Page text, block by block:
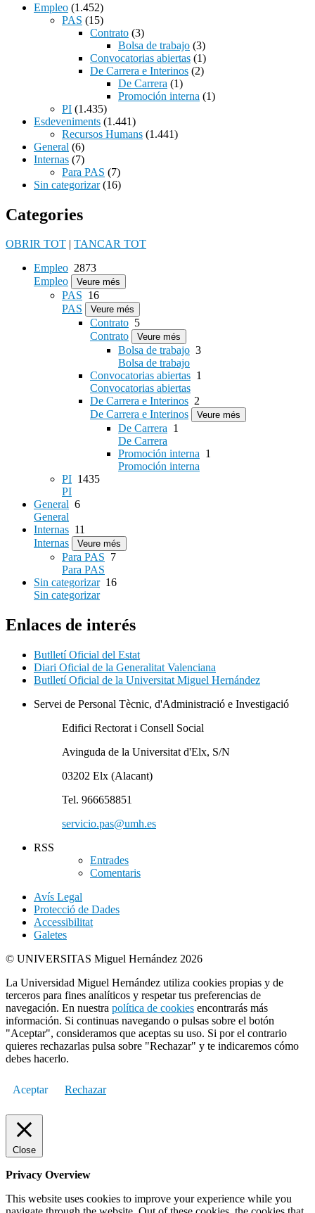
Empleo (1.452)
PAS (15)
Contrato (3)
Bolsa de trabajo (3)
Convocatorias abiertas (1)
De Carrera e Interinos (2)
De Carrera (1)
Promoción interna (1)
PI (1.435)
Esdeveniments (1.441)
Recursos Humans (1.441)
General (6)
Internas (7)
Para PAS (7)
Sin categorizar(16)
Categories
OBRIR TOT | TANCAR TOT
Empleo 2873
Empleo
Veure més
PAS 16
PAS
Veure més
Contrato 5
Contrato
Veure més
Bolsa de trabajo 3
Bolsa de trabajo
Convocatorias abiertas 1
Convocatorias abiertas
De Carrera e Interinos 2
De Carrera e Interinos
Veure més
De Carrera 1
De Carrera
Promoción interna 1
Promoción interna
PI 1435
PI
General 6
General
Internas 11
Internas
Veure més
Para PAS 7
Para PAS
Sin categorizar16
Sin categorizar
Enlaces de interés
Butlletí Oficial del Estat
Diari Oficial de la Generalitat Valenciana
Butlletí Oficial de la Universitat Miguel Hernández
Servei de Personal Tècnic, d'Administració e Investigació
Edifici Rectorat i Consell Social
Avinguda de la Universitat d'Elx, S/N
03202 Elx (Alacant)
Tel. 966658851
servicio.pas@umh.es
RSS
Entrades
Comentaris
Avís Legal
Protecció de Dades
Accessibilitat
Galetes
© UNIVERSITAS Miguel Hernández 2026
La Universidad Miguel Hernández utiliza cookies propias y de
terceros para fines analíticos y respetar tus preferencias de
navegación. En nuestra política de cookies encontrarás más
información. Si continuas navegando o pulsas sobre el botón
"Aceptar", consideramos que aceptas su uso. Si por el contrario
quieres rechazarlas pulsa sobre "Rechazar" y te indicaremos cómo
debes hacerlo.
Aceptar Rechazar
Close
Privacy Overview
This website uses cookies to improve your experience while you